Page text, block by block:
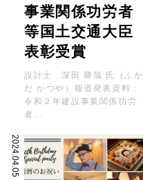
事業関係功労者
等国土交通大臣
表彰受賞
設計士 深田 勝哉 氏（ふか
だ かつや）報道発表資料：
令和２年建設事業関係功労
者...
2024.04.05